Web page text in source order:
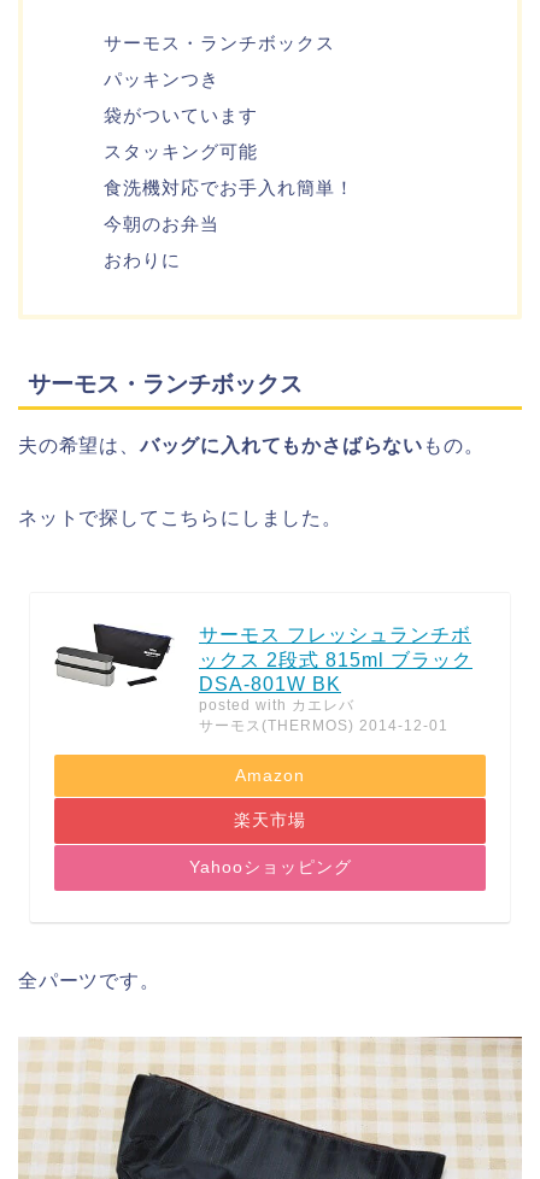
サーモス・ランチボックス
パッキンつき
袋がついています
スタッキング可能
食洗機対応でお手入れ簡単！
今朝のお弁当
おわりに
サーモス・ランチボックス
夫の希望は、バッグに入れてもかさばらない もの。
ネットで探してこちらにしました。
サーモス フレッシュランチボ
ックス 2段式 815ml ブラック
DSA-801W BK
posted with カエレバ
サーモス(THERMOS) 2014-12-01
Amazon
楽天市場
Yahooショッピング
全パーツです。